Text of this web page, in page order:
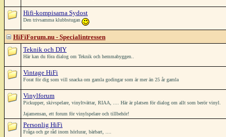
Hifi-kompisarna Sydost
Den trivsamma klubbstugan
HiFiForum.nu - Specialintressen
Teknik och DIY
Här kan du föra dialog om Teknik och hemmabyggen..
Vintage HiFi
Forat för dig som vill snacka om gamla godingar som är mer än 25 år gamla
Vinylforum
Pickupper, skivspelare, vinyltvättar, RIAA, .... Här är platsen för dialog om allt som berör vinyl.
Jajamensan, ett forum för vinylspelare och tillbehör!
Personlig HiFi
Fråga och ge råd inom hörlurar, bärbart, ....